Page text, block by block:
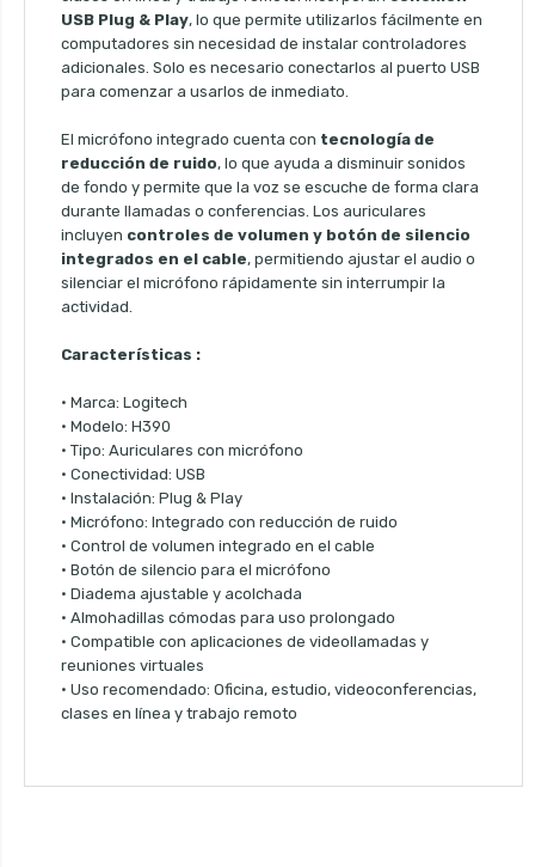
USB Plug & Play, lo que permite utilizarlos fácilmente en
computadores sin necesidad de instalar controladores
adicionales. Solo es necesario conectarlos al puerto USB
para comenzar a usarlos de inmediato.
El micrófono integrado cuenta con tecnología de
reducción de ruido, lo que ayuda a disminuir sonidos
de fondo y permite que la voz se escuche de forma clara
durante llamadas o conferencias. Los auriculares
incluyen controles de volumen y botón de silencio
integrados en el cable, permitiendo ajustar el audio o
silenciar el micrófono rápidamente sin interrumpir la
actividad.
Características :
• Marca: Logitech
• Modelo: H390
• Tipo: Auriculares con micrófono
• Conectividad: USB
• Instalación: Plug & Play
• Micrófono: Integrado con reducción de ruido
• Control de volumen integrado en el cable
• Botón de silencio para el micrófono
• Diadema ajustable y acolchada
• Almohadillas cómodas para uso prolongado
• Compatible con aplicaciones de videollamadas y
reuniones virtuales
• Uso recomendado: Oficina, estudio, videoconferencias,
clases en línea y trabajo remoto